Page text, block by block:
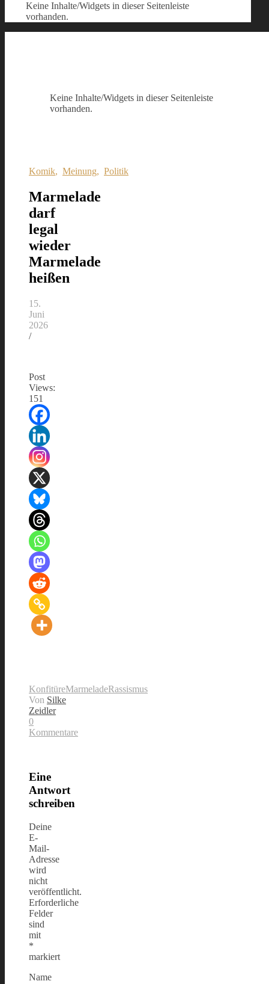
Keine Inhalte/Widgets in dieser Seitenleiste
vorhanden.
Keine Inhalte/Widgets in dieser Seitenleiste
vorhanden.
Komik, Meinung, Politik
Marmelade
darf
legal
wieder
Marmelade
heißen
15.
Juni
2026
/
Post
Views:
151
KonfitüreMarmeladeRassismus
Von Silke
Zeidler
0
Kommentare
Eine
Antwort
schreiben
Deine
E-
Mail-
Adresse
wird
nicht
veröffentlicht.
Erforderliche
Felder
sind
mit
*
markiert
Name